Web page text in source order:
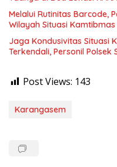
Melalui Rutinitas Barcode,
Wilayah Situasi
Jaga Kondusivitas Situasi
Terkendali, Personil Polsek
Post Views: 143
Karangasem